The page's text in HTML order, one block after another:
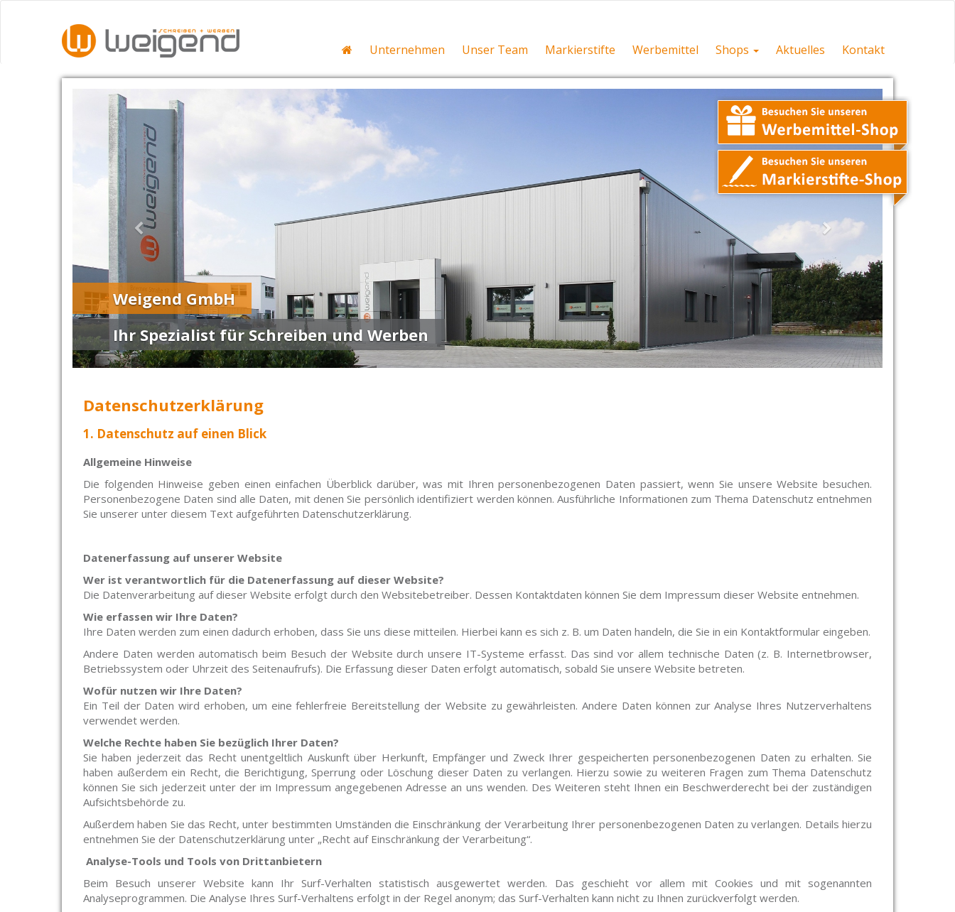
Unternehmen Unser Team Markierstifte Werbemittel Shops Aktuelles Kontakt
Überzeugend, klar und immer voll im Trend:
Markierstifte und Werbemittel von Weigend
Zurück Weiter
Datenschutzerklärung
1. Datenschutz auf einen Blick
Allgemeine Hinweise
Die folgenden Hinweise geben einen einfachen Überblick darüber, was mit Ihren personenbezogenen Daten passiert, wenn Sie unsere Website besuchen.
Personenbezogene Daten sind alle Daten, mit denen Sie persönlich identifiziert werden können. Ausführliche Informationen zum Thema Datenschutz entnehmen
Sie unserer unter diesem Text aufgeführten Datenschutzerklärung.
Datenerfassung auf unserer Website
Wer ist verantwortlich für die Datenerfassung auf dieser Website?
Die Datenverarbeitung auf dieser Website erfolgt durch den Websitebetreiber. Dessen Kontaktdaten können Sie dem Impressum dieser Website entnehmen.
Wie erfassen wir Ihre Daten?
Ihre Daten werden zum einen dadurch erhoben, dass Sie uns diese mitteilen. Hierbei kann es sich z. B. um Daten handeln, die Sie in ein Kontaktformular eingeben.
Andere Daten werden automatisch beim Besuch der Website durch unsere IT-Systeme erfasst. Das sind vor allem technische Daten (z. B. Internetbrowser,
Betriebssystem oder Uhrzeit des Seitenaufrufs). Die Erfassung dieser Daten erfolgt automatisch, sobald Sie unsere Website betreten.
Wofür nutzen wir Ihre Daten?
Ein Teil der Daten wird erhoben, um eine fehlerfreie Bereitstellung der Website zu gewährleisten. Andere Daten können zur Analyse Ihres Nutzerverhaltens
verwendet werden.
Welche Rechte haben Sie bezüglich Ihrer Daten?
Sie haben jederzeit das Recht unentgeltlich Auskunft über Herkunft, Empfänger und Zweck Ihrer gespeicherten personenbezogenen Daten zu erhalten. Sie
haben außerdem ein Recht, die Berichtigung, Sperrung oder Löschung dieser Daten zu verlangen. Hierzu sowie zu weiteren Fragen zum Thema Datenschutz
können Sie sich jederzeit unter der im Impressum angegebenen Adresse an uns wenden. Des Weiteren steht Ihnen ein Beschwerderecht bei der zuständigen
Aufsichtsbehörde zu.
Außerdem haben Sie das Recht, unter bestimmten Umständen die Einschränkung der Verarbeitung Ihrer personenbezogenen Daten zu verlangen. Details hierzu
entnehmen Sie der Datenschutzerklärung unter „Recht auf Einschränkung der Verarbeitung“.
Analyse-Tools und Tools von Drittanbietern
Beim Besuch unserer Website kann Ihr Surf-Verhalten statistisch ausgewertet werden. Das geschieht vor allem mit Cookies und mit sogenannten
Analyseprogrammen. Die Analyse Ihres Surf-Verhaltens erfolgt in der Regel anonym; das Surf-Verhalten kann nicht zu Ihnen zurückverfolgt werden.